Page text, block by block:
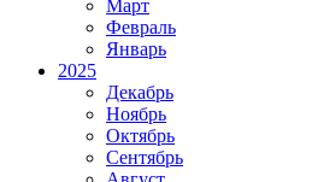
Март
Февраль
Январь
2025
Декабрь
Ноябрь
Октябрь
Сентябрь